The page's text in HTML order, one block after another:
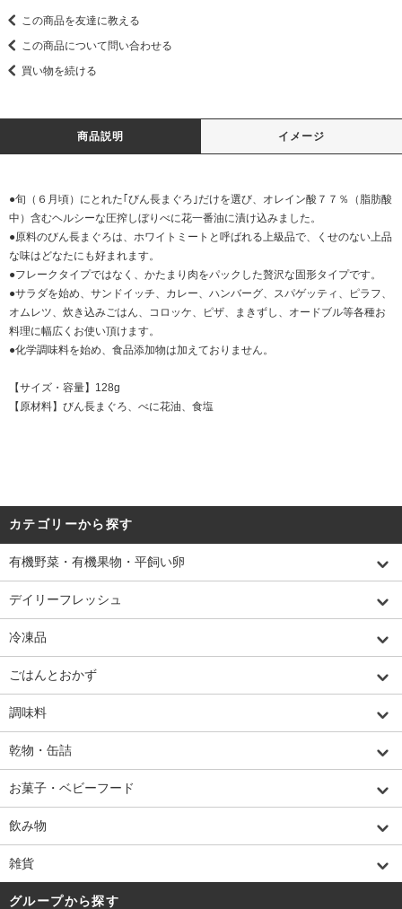
この商品を友達に教える
この商品について問い合わせる
買い物を続ける
商品説明 イメージ
●旬（６月頃）にとれた｢びん長まぐろ｣だけを選び、オレイン酸７７％（脂肪酸
中）含むヘルシーな圧搾しぼりべに花一番油に漬け込みました。
●原料のびん長まぐろは、ホワイトミートと呼ばれる上級品で、くせのない上品
な味はどなたにも好まれます。
●フレークタイプではなく、かたまり肉をパックした贅沢な固形タイプです。
●サラダを始め、サンドイッチ、カレー、ハンバーグ、スパゲッティ、ピラフ、
オムレツ、炊き込みごはん、コロッケ、ピザ、まきずし、オードブル等各種お
料理に幅広くお使い頂けます。
●化学調味料を始め、食品添加物は加えておりません。
【サイズ・容量】128g
【原材料】びん長まぐろ、べに花油、食塩
カテゴリーから探す
有機野菜・有機果物・平飼い卵
デイリーフレッシュ
冷凍品
ごはんとおかず
調味料
乾物・缶詰
お菓子・ベビーフード
飲み物
雑貨
グループから探す